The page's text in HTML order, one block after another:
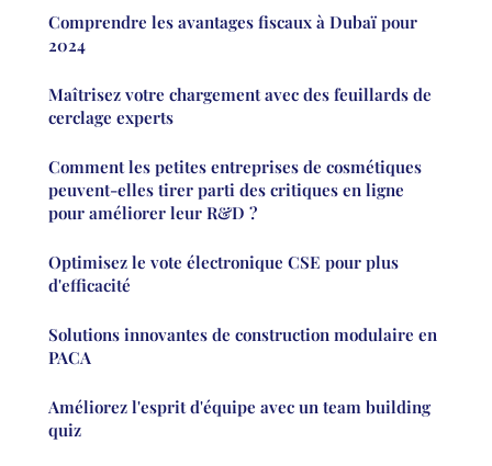
Comprendre les avantages fiscaux à Dubaï pour
2024
Maîtrisez votre chargement avec des feuillards de
cerclage experts
Comment les petites entreprises de cosmétiques
peuvent-elles tirer parti des critiques en ligne
pour améliorer leur R&D ?
Optimisez le vote électronique CSE pour plus
d'efficacité
Solutions innovantes de construction modulaire en
PACA
Améliorez l'esprit d'équipe avec un team building
quiz